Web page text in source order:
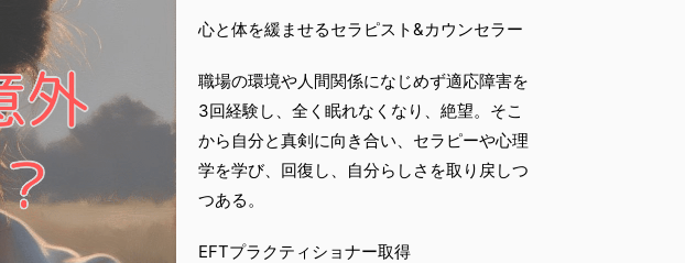
心と体を緩ませるセラピスト&カウンセラー
職場の環境や人間関係になじめず適応障害を
3回経験し、全く眠れなくなり、絶望。そこ
から自分と真剣に向き合い、セラピーや心理
学を学び、回復し、自分らしさを取り戻しつ
つある。
EFTプラクティショナー取得